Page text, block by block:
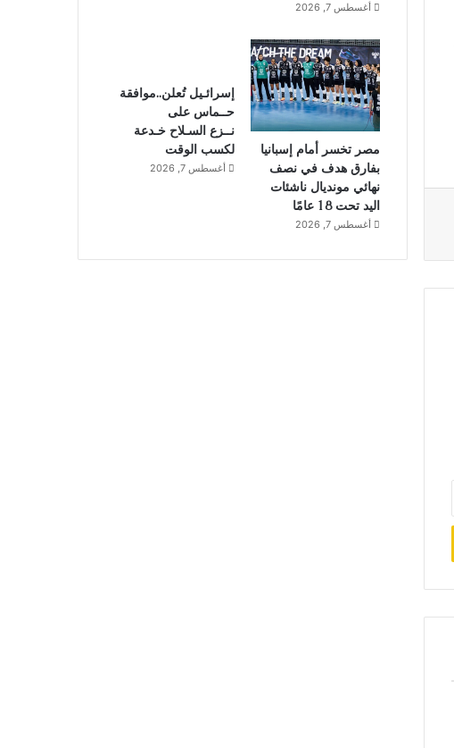
أغسطس 7, 2026
مصر تخسر أمام إسبانيا
بفارق هدف في نصف
نهائي مونديال ناشئات
اليد تحت 18 عامًا
أغسطس 7, 2026
إسرائـيل تُعلن..موافقة
حــماس على
نــزع السـلاح خـدعة
لكسب الوقت
أغسطس 7, 2026